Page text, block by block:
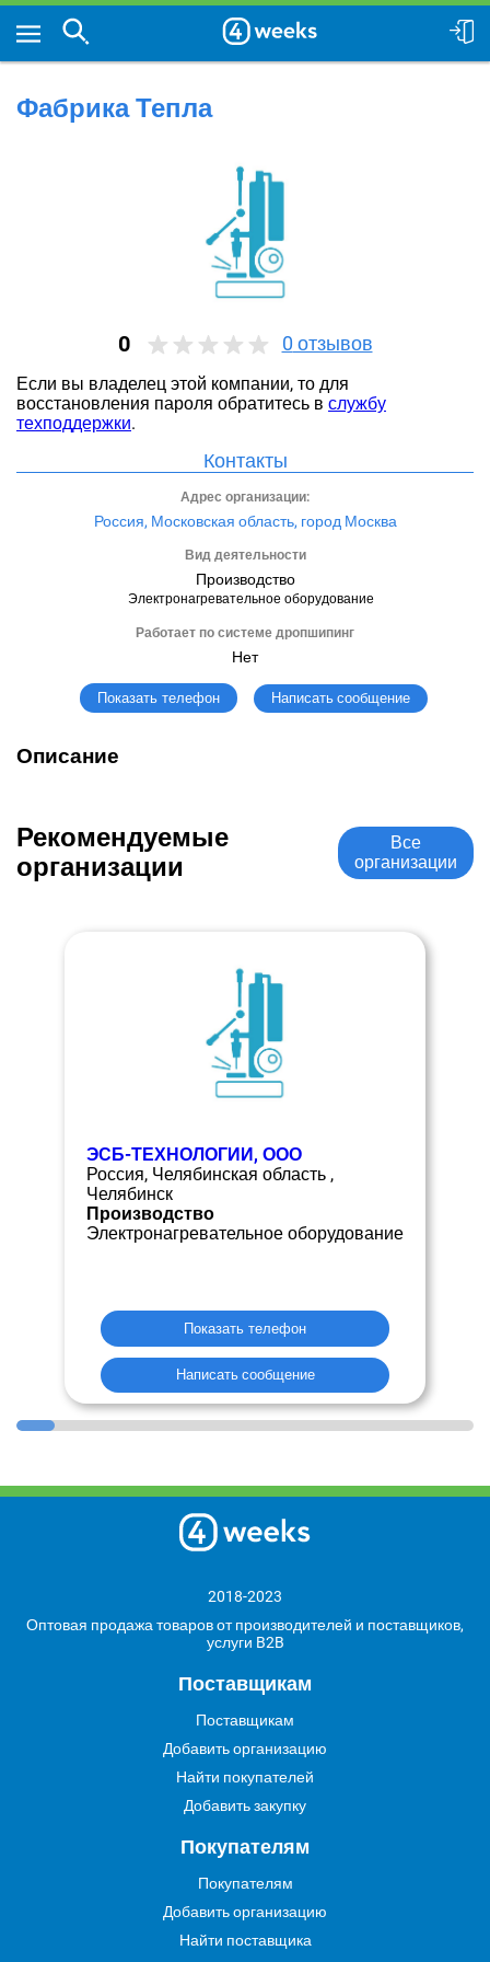
Фабрика Тепла
0 0 отзывов
Если вы владелец этой компании, то для
восстановления пароля обратитесь в службу
техподдержки.
Контакты
Адрес организации:
Россия, Московская область, город Москва
Вид деятельности
Производство
Электронагревательное оборудование
Работает по системе дропшипинг
Нет
Показать телефон Написать сообщение
Описание
Рекомендуемые
организации
Все
организации
ЭСБ-ТЕХНОЛОГИИ, ООО
Россия, Челябинская область ,
Челябинск
Производство
Электронагревательное оборудование
Показать телефон
Написать сообщение
2018-2023
Оптовая продажа товаров от производителей и поставщиков,
услуги B2B
Поставщикам
Поставщикам
Добавить организацию
Найти покупателей
Добавить закупку
Покупателям
Покупателям
Добавить организацию
Найти поставщика